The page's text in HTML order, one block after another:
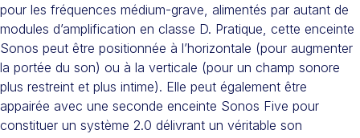
pour les fréquences médium-grave, alimentés par autant de
modules d’amplification en classe D. Pratique, cette enceinte
Sonos peut être positionnée à l’horizontale (pour augmenter
la portée du son) ou à la verticale (pour un champ sonore
plus restreint et plus intime). Elle peut également être
appairée avec une seconde enceinte Sonos Five pour
constituer un système 2.0 délivrant un véritable son